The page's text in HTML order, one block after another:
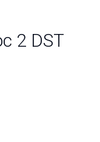
2 DST